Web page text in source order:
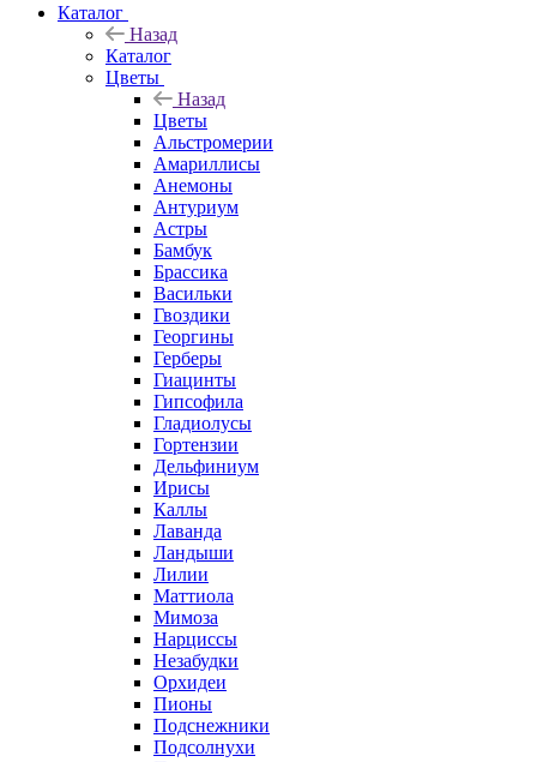
Каталог
Назад
Каталог
Цветы
Назад
Цветы
Альстромерии
Амариллисы
Анемоны
Антуриум
Астры
Бамбук
Брассика
Васильки
Гвоздики
Георгины
Герберы
Гиацинты
Гипсофила
Гладиолусы
Гортензии
Дельфиниум
Ирисы
Каллы
Лаванда
Ландыши
Лилии
Маттиола
Мимоза
Нарциссы
Незабудки
Орхидеи
Пионы
Подснежники
Подсолнухи